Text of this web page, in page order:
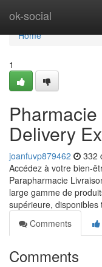
ok-social
Home
Home
1
Delivery
joanfuvp879462 332
Accédez à votre bien-
Parapharmacie
large gamme de
supérieure, disponibles
Comments
Comments